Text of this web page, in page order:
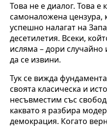
Това не е диалог. Това е
самоналожена
успешно налагат на
десетилетия. Всеки,
исляма – дори случайно
да се извини.
Тук се вижда
своята класическа и
несъвместим със
каквато я разбира
демокрация. Когато